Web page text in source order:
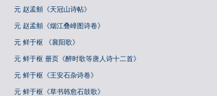
元 赵孟頫《天冠山诗帖》
元 赵孟頫《烟江叠嶂图诗卷》
元 鲜于枢 《襄阳歌》
元 鲜于枢 册页《醉时歌等唐人诗十二首》
元 鲜于枢《王安石杂诗卷》
元 鲜于枢《草书韩愈石鼓歌》